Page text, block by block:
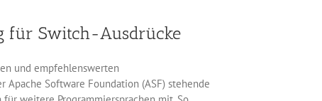
für Switch-Ausdrücke
und empfehlenswerten
Software Foundation (ASF) stehende